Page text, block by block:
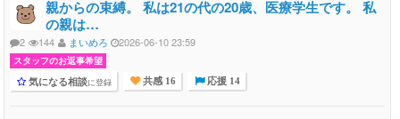
親からの束縛。 私は21の代の20歳、医療学生です。 私
の親は…
2 144 まいめろ 2026-06-10 23:59
スタッフのお返事希望
気になる相談に登録 共感 16 応援 14